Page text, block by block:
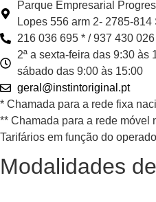
Parque Empresarial
Lopes 556 arm 2- 2785-
216 036 695 * / 937 430
2ª a sexta-feira das 9:30 às
sábado das 9:00 às 15:00
geral@instintoriginal.pt
* Chamada para a rede fixa
** Chamada para a rede móvel
Tarifários em função do
Modalidades